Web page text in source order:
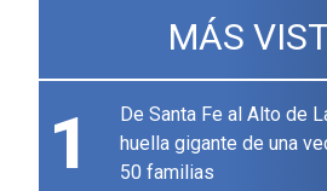
MÁS
1
De Santa Fe al Alto de
huella gigante de una
50 familias